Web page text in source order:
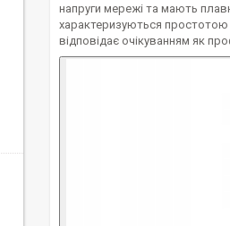
напруги мережі та мають
характеризуються простотою
відповідає очікуванням як